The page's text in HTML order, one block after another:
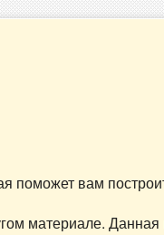
поможет вам
материале.